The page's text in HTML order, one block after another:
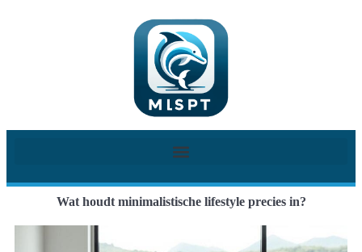
Wat houdt minimalistische lifestyle precies in?